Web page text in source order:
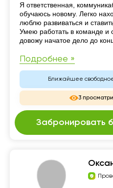
Резюме
Я ответственная,
обучаюсь новому. Легко
люблю развиваться и
Умею работать в команде и
довожу начатое дело до
Подробнее »
Ближайшее
3
Забронировать